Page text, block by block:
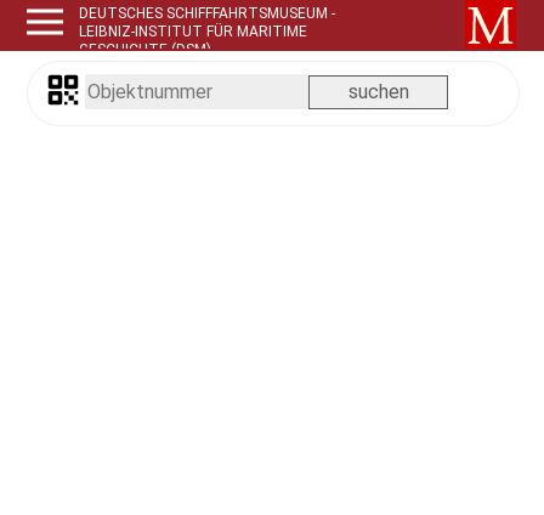
DEUTSCHES SCHIFFFAHRTSMUSEUM -
LEIBNIZ-INSTITUT FÜR MARITIME
GESCHICHTE (DSM)